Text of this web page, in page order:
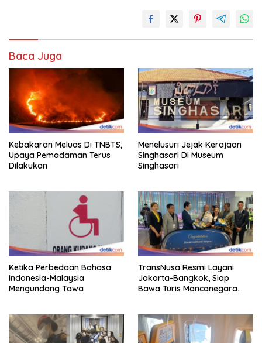
Baca Juga
Kebakaran Meluas Di TNBTS,
Upaya Pemadaman Terus
Dilakukan
Menelusuri Jejak Kerajaan
Singhasari Di Museum
Singhasari
Ketika Perbedaan Bahasa
Indonesia-Malaysia
Mengundang Tawa
TransNusa Resmi Layani
Jakarta-Bangkok, Siap
Bawa Turis Mancanegara